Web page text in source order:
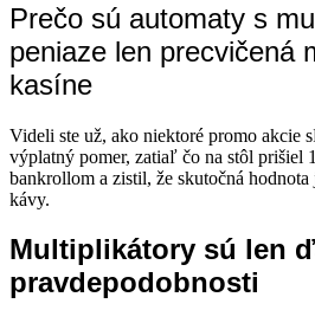
Prečo sú automaty s
peniaze len precvičená
kasíne
Videli ste už, ako niektoré promo akcie
výplatný pomer, zatiaľ čo na stôl prišiel
bankrollom a zistil, že skutočná hodnota
kávy.
Multiplikátory sú len
pravdepodobnosti